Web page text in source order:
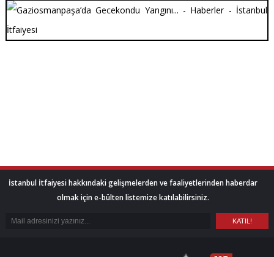
İstanbul İtfaiyesi hakkındaki gelişmelerden ve faaliyetlerinden haberdar
olmak için e-bülten listemize katılabilirsiniz.